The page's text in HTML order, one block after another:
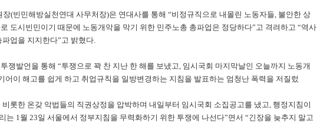
(빈민해방실천연대 사무처장)은 연대사를 통해 “비정규직으로 내몰린 노동자들, 불안한 상
도시빈민이기 때문에 노동개악을 막기 위한 민주노총 총파업은 정당하다”고 격려하고 “역사
업을 지지한다”고 밝혔다.
쟁발언을 통해 “투쟁으로 꽉 찬 지난 한 해를 보냈고, 임시국회 마지막날인 오늘까지 노동개
어이 해고를 쉽게 하고 취업규칙을 일방변경하는 지침을 발표하는 엄청난 폭력을 저질렀
롯한 온갖 악법들의 직권상정을 압박하며 내일부터 임시국회 소집공고를 냈고, 행정지침이
는 1월 23일 서울에서 정부지침을 무력화하기 위한 투쟁에 나선다”면서 “긴장을 늦추지 말고